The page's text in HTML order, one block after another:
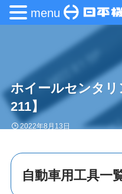
ホイールセンタ
211】
2022年8月13日
自動車用工具一
menu